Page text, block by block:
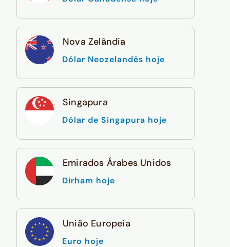
Nova Zelândia
Dólar Neozelandês hoje
Singapura
Dólar de Singapura hoje
Emirados Árabes Unidos
Dirham hoje
União Europeia
Euro hoje